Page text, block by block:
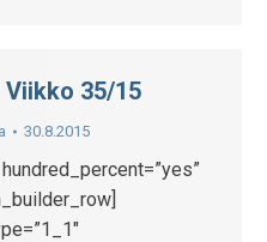
35/15
30.8.2015